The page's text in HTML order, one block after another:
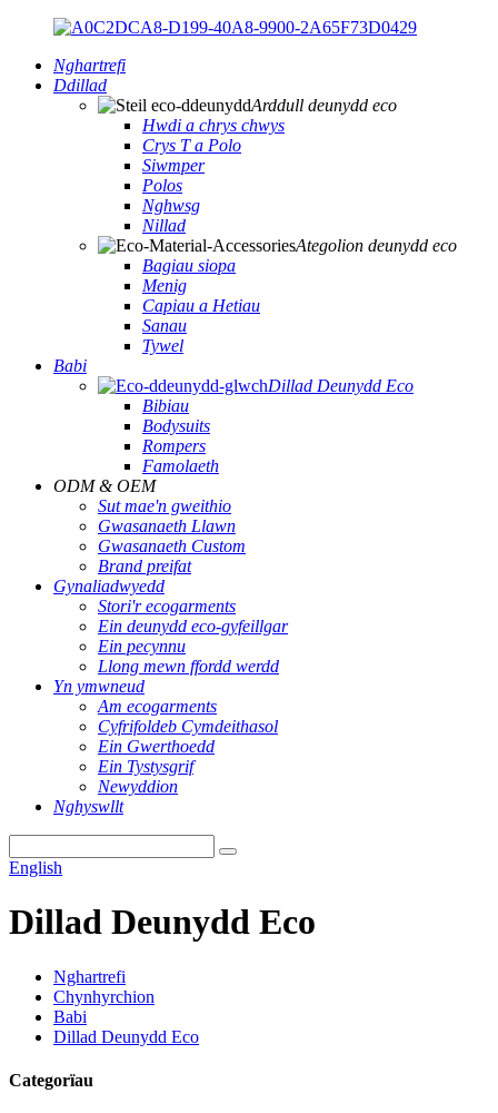
Nghartrefi
Ddillad
Arddull deunydd eco
Hwdi a chrys chwys
Crys T a Polo
Siwmper
Polos
Nghwsg
Nillad
Ategolion deunydd eco
Bagiau siopa
Menig
Capiau a Hetiau
Sanau
Tywel
Babi
Dillad Deunydd Eco
Bibiau
Bodysuits
Rompers
Famolaeth
ODM & OEM
Sut mae'n gweithio
Gwasanaeth Llawn
Gwasanaeth Custom
Brand preifat
Gynaliadwyedd
Stori'r ecogarments
Ein deunydd eco-gyfeillgar
Ein pecynnu
Llong mewn ffordd werdd
Yn ymwneud
Am ecogarments
Cyfrifoldeb Cymdeithasol
Ein Gwerthoedd
Ein Tystysgrif
Newyddion
Nghyswllt
English
Dillad Deunydd Eco
Nghartrefi
Chynhyrchion
Babi
Dillad Deunydd Eco
Categorïau